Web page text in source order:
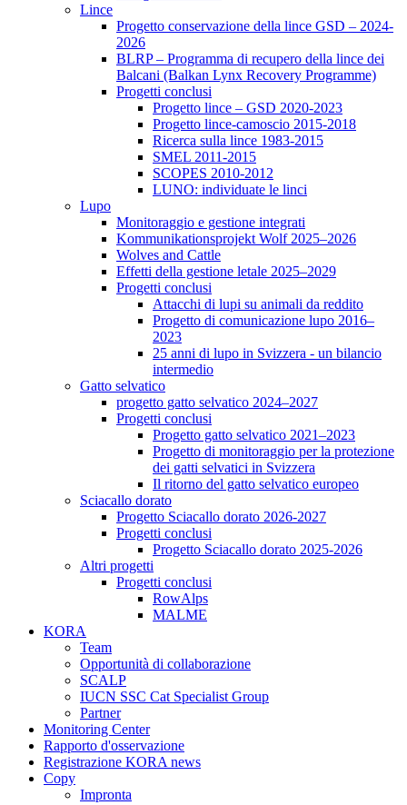
Lince
Progetto conservazione della lince GSD – 2024-
2026
BLRP – Programma di recupero della lince dei
Balcani (Balkan Lynx Recovery Programme)
Progetti conclusi
Progetto lince – GSD 2020-2023
Progetto lince-camoscio 2015-2018
Ricerca sulla lince 1983-2015
SMEL 2011-2015
SCOPES 2010-2012
LUNO: individuate le linci
Lupo
Monitoraggio e gestione integrati
Kommunikationsprojekt Wolf 2025–2026
Wolves and Cattle
Effetti della gestione letale 2025–2029
Progetti conclusi
Attacchi di lupi su animali da reddito
Progetto di comunicazione lupo 2016–
2023
25 anni di lupo in Svizzera - un bilancio
intermedio
Gatto selvatico
progetto gatto selvatico 2024–2027
Progetti conclusi
Progetto gatto selvatico 2021–2023
Progetto di monitoraggio per la protezione
dei gatti selvatici in Svizzera
Il ritorno del gatto selvatico europeo
Sciacallo dorato
Progetto Sciacallo dorato 2026-2027
Progetti conclusi
Progetto Sciacallo dorato 2025-2026
Altri progetti
Progetti conclusi
RowAlps
MALME
KORA
Team
Opportunità di collaborazione
SCALP
IUCN SSC Cat Specialist Group
Partner
Monitoring Center
Rapporto d'osservazione
Registrazione KORA news
Copy
Impronta